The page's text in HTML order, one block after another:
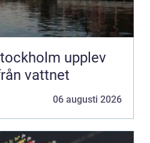
upplev
vattnet
06 augusti 2026